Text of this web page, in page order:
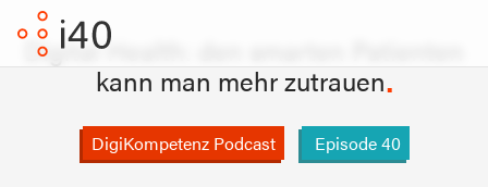
Digital Health: den smarten Patienten
kann man mehr zutrauen
DigiKompetenz Podcast Episode40